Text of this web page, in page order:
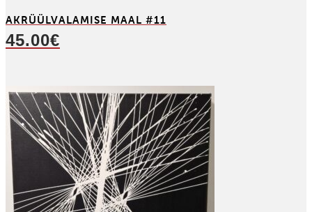
AKRÜÜL­VALAMISE MAAL #11
45.00€